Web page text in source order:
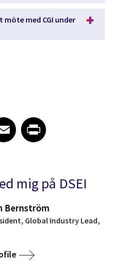
möte med CGI under
article on Email
EmailShare article on Print
mig på DSEI
Bernström
Global Industry Lead,